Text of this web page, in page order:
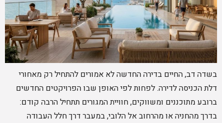
בשדה דב, החיים בדירה החדשה לא אמורים להתחיל רק מאחורי
דלת הכניסה לדירה. לפחות לפי האופן שבו הפרויקטים החדשים
ברובע מתוכננים ומשווקים, חוויית המגורים תתחיל הרבה קודם:
בדרך מהחניה או מהרחוב אל הלובי, במעבר דרך חלל העבודה